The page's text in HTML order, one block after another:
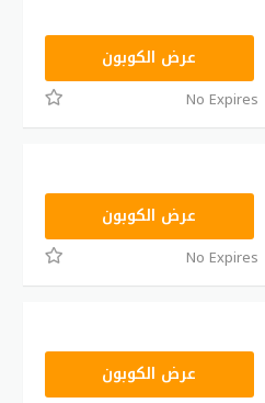
عرض الكوبون
No Expires
عرض الكوبون
No Expires
عرض الكوبون